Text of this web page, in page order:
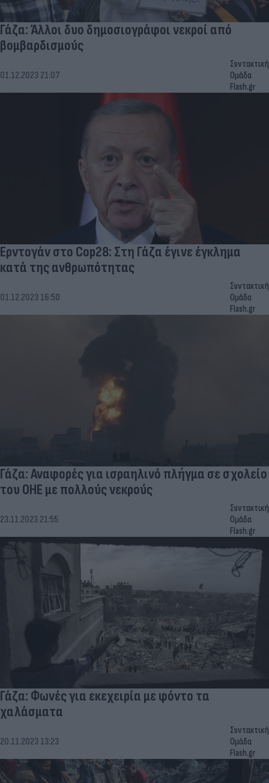
Γάζα: Άλλοι δυο δημοσιογράφοι νεκροί από
βομβαρδισμούς
01.12.2023 21:07
Συντακτική
Ομάδα
Flash.gr
Ερντογάν στο Cop28: Στη Γάζα έγινε έγκλημα
κατά της ανθρωπότητας
01.12.2023 16:50
Συντακτική
Ομάδα
Flash.gr
Γάζα: Αναφορές για ισραηλινό πλήγμα σε σχολείο
του ΟΗΕ με πολλούς νεκρούς
23.11.2023 21:55
Συντακτική
Ομάδα
Flash.gr
Γάζα: Φωνές για εκεχειρία με φόντο τα
χαλάσματα
20.11.2023 13:23
Συντακτική
Ομάδα
Flash.gr